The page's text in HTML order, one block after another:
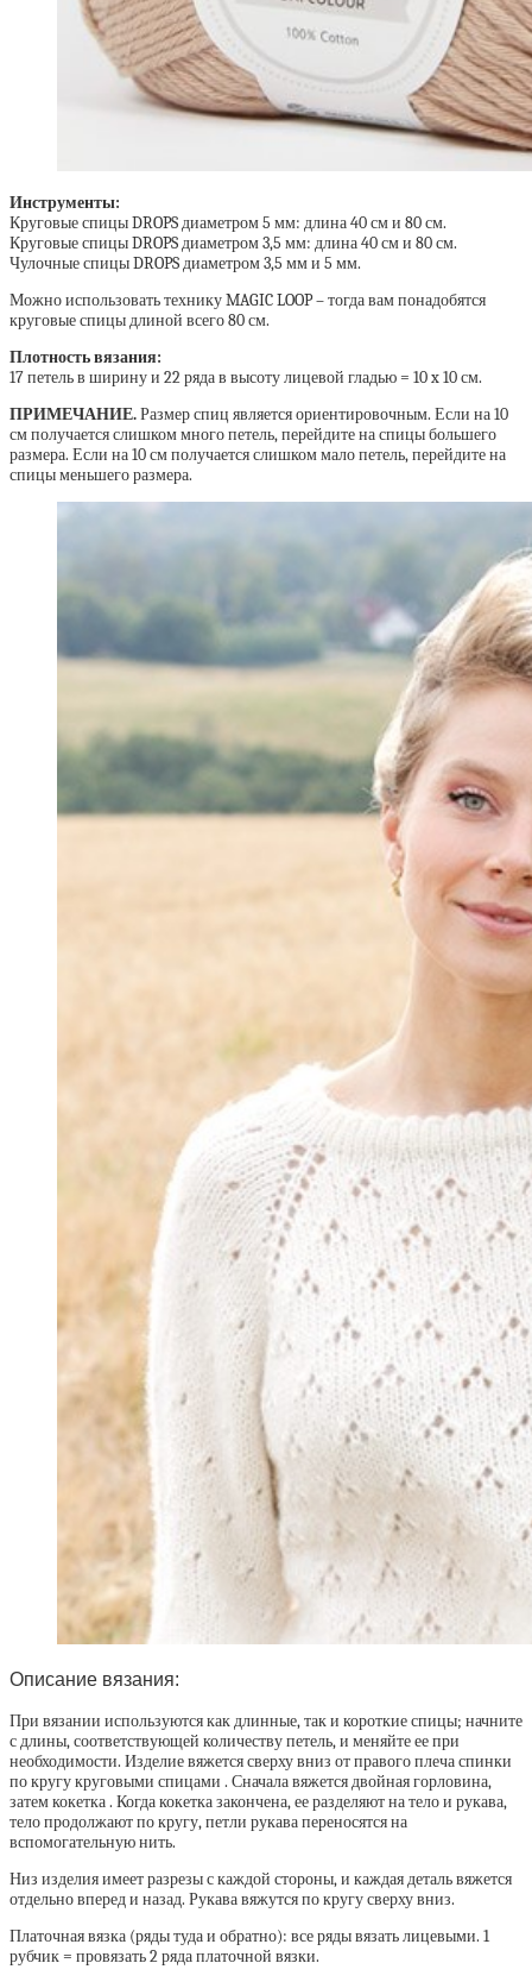
Инструменты:
Круговые спицы DROPS диаметром 5 мм: длина 40 см и 80 см.
Круговые спицы DROPS диаметром 3,5 мм: длина 40 см и 80 см.
Чулочные спицы DROPS диаметром 3,5 мм и 5 мм.
Можно использовать технику MAGIC LOOP – тогда вам понадобятся
круговые спицы длиной всего 80 см.
Плотность вязания:
17 петель в ширину и 22 ряда в высоту лицевой гладью = 10 x 10 см.
ПРИМЕЧАНИЕ.Размер спиц является ориентировочным. Если на 10
см получается слишком много петель, перейдите на спицы большего
размера. Если на 10 см получается слишком мало петель, перейдите на
спицы меньшего размера.
Описание вязания:
При вязании используются как длинные, так и короткие спицы; начните
с длины, соответствующей количеству петель, и меняйте ее при
необходимости. Изделие вяжется сверху вниз от правого плеча спинки
по кругу круговыми спицами . Сначала вяжется двойная горловина,
затем кокетка . Когда кокетка закончена, ее разделяют на тело и рукава,
тело продолжают по кругу, петли рукава переносятся на
вспомогательную нить.
Низ изделия имеет разрезы с каждой стороны, и каждая деталь вяжется
отдельно вперед и назад. Рукава вяжутся по кругу сверху вниз.
Платочная вязка (ряды туда и обратно): все ряды вязать лицевыми. 1
рубчик = провязать 2 ряда платочной вязки.